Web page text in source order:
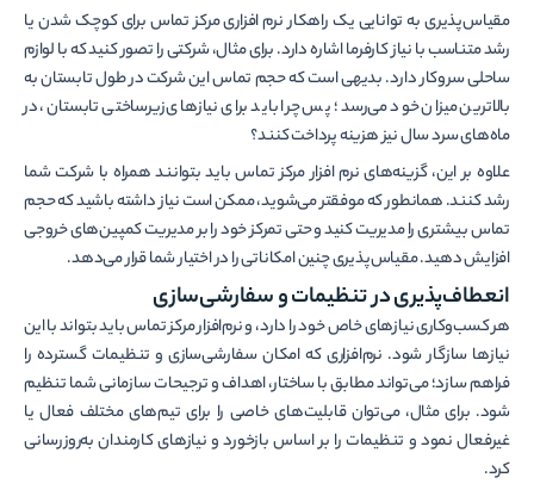
مقیاس‌­پذیری به توانایی یک راهکار نرم افزاری مرکز تماس برای کوچک شدن یا
رشد متناسب با نیاز کارفرما اشاره دارد. برای مثال، شرکتی را تصور کنید که با لوازم
ساحلی سروکار دارد. بدیهی است که حجم تماس این شرکت در طول تابستان به
بالاترین میزان خود می‌­رسد؛ پس چرا باید برای نیازهای زیرساختی تابستان، در
ماه‌­های سرد سال نیز هزینه پرداخت کنند؟
علاوه بر این، گزینه­‌های نرم افزار مرکز تماس باید بتوانند همراه با شرکت شما
رشد کنند. همانطور که موفق­تر می­‌شوید، ممکن است نیاز داشته باشید که حجم
تماس بیشتری را مدیریت کنید و حتی تمرکز خود را بر مدیریت کمپین­‌های خروجی
افزایش دهید. مقیاس‌پذیری چنین امکاناتی را در اختیار شما قرار می­‌دهد.
انعطاف‌پذیری در تنظیمات و سفارشی‌سازی
هر کسب‌وکاری نیازهای خاص خود را دارد، و نرم‌افزار مرکز تماس باید بتواند با این
نیازها سازگار شود. نرم‌افزاری که امکان سفارشی‌سازی و تنظیمات گسترده را
فراهم سازد؛ می‌تواند مطابق با ساختار، اهداف و ترجیحات سازمانی شما تنظیم
شود. برای مثال، می‌توان قابلیت‌های خاصی را برای تیم‌های مختلف فعال یا
غیرفعال نمود و تنظیمات را بر اساس بازخورد و نیازهای کارمندان به‌روزرسانی
کرد.